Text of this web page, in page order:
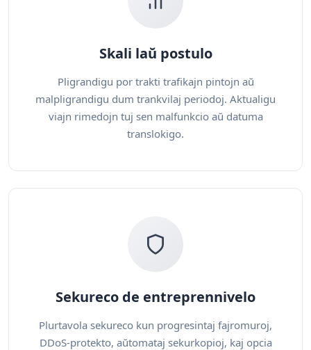
Skali laŭ postulo
Pligrandigu por trakti trafikajn pintojn aŭ
malpligrandigu dum trankvilaj periodoj. Aktualigu
viajn rimedojn tuj sen malfunkcio aŭ datuma
translokigo.
Sekureco de entreprennivelo
Plurtavola sekureco kun progresintaj fajromuroj,
DDoS-protekto, aŭtomataj sekurkopioj, kaj opcia